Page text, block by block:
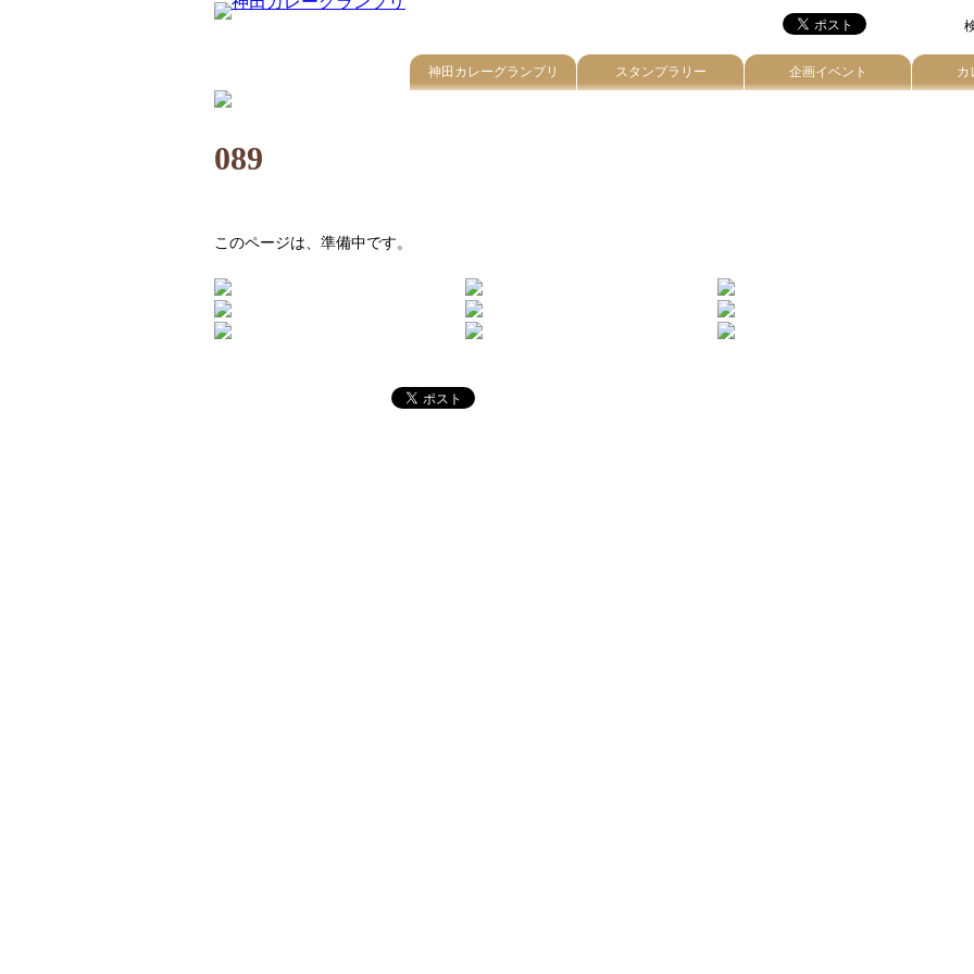
神田カレーグランプリ スタンプラリー 企画イベント カ
089
このページは、準備中です。